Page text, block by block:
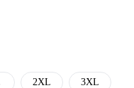
2XL 3XL